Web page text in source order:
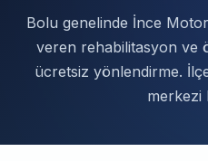
Bolu genelinde İnce
veren rehabilitasyon ve
ücretsiz yönlendirme.
merkezi